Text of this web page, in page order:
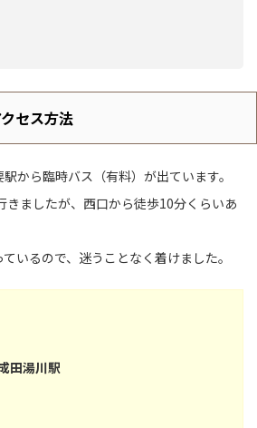
セス方法
から臨時バス（有料）が出ています。
きましたが、西口から徒歩10分くらいあ
いるので、迷うことなく着けました。
田湯川駅